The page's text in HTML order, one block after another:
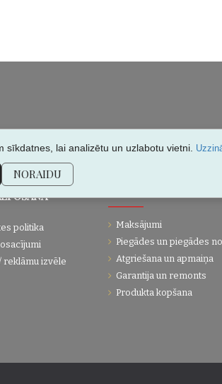
politika
reklāmu izvēle
Maksājumi
Piegādes un piegādes
Atgriešana un apmaiņa
Garantija un remonts
Produkta kopšana
sīkdatnes, lai analizētu un uzlabotu vietni.
NORAIDU